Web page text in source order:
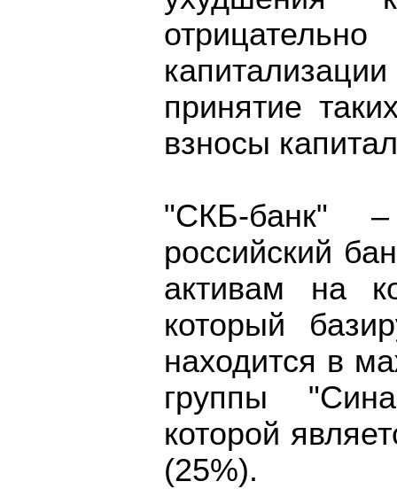
принятие
взносы
"СКБ-банк"
российский
активам на
который
находится в
группы
которой
(25%).